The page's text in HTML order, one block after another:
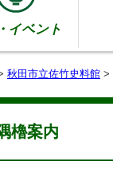
イベント
秋田市立佐竹史料館 >
櫓案内